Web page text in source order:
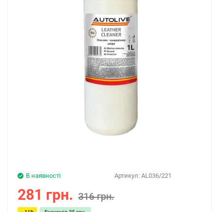
Артикул: AL036/221
В наявності
281 грн. 316 грн.